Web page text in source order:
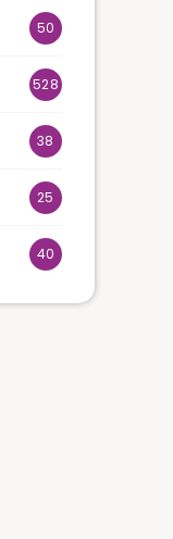
50
528
38
25
40